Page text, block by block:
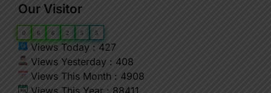
Our Visitor
0 6 6 2 5 5
Views Today : 427
Views Yesterday : 408
Views This Month : 4908
Views This Year : 88411